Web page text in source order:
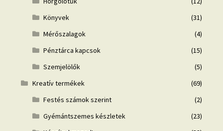
Könyvek
(31)
Mérőszalagok
(4)
Pénztárca kapcsok
(15)
Szemjelölők
(5)
Kreatív termékek
(69)
Festés számok szerint
(2)
Gyémántszemes készletek
(23)